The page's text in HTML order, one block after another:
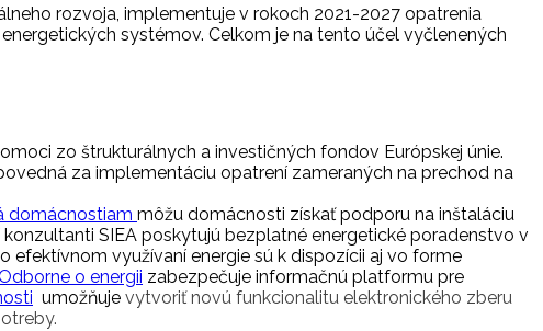
rozvoja, implementuje v rokoch 2021-2027 opatrenia
systémov. Celkom je na tento účel vyčlenených
zo štrukturálnych a investičných fondov Európskej únie.
za implementáciu opatrení zameraných na prechod na
domácnostiam môžu domácnosti získať podporu na inštaláciu
SIEA poskytujú bezplatné energetické poradenstvo v
efektívnom využívaní energie sú k dispozícii aj vo forme
o energii zabezpečuje informačnú platformu pre
umožňuje vytvoriť novú funkcionalitu elektronického zberu